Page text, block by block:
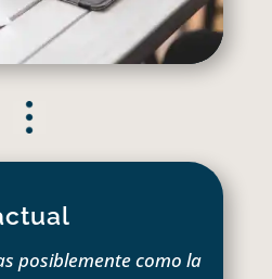
posiblemente como la